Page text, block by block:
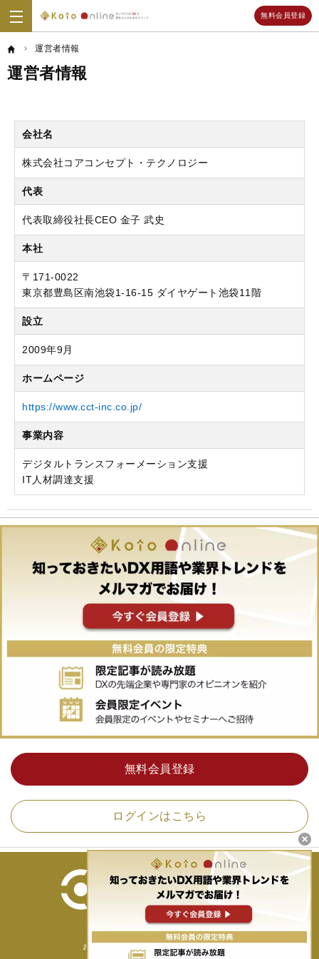
Koto
無料会員登録
運営者情報
運営者情報
会社名
株式会社コアコンセプト・テクノロジー
代表
代表取締役社長CEO 金子 武史
本社
〒171-0022
東京都豊島区南池袋1-16-15 ダイヤゲート池袋11階
設立
2009年9月
ホームページ
https://www.cct-inc.co.jp/
事業内容
デジタルトランスフォーメーション支援
IT人材調達支援
無料会員登録
ログインはこちら
ホーム
運営者情報
お問い合わせ